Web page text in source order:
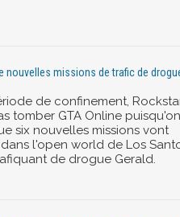
nouvelles missions de trafic de
de confinement,
tomber GTA Online puisqu'on
six nouvelles missions vont
l'open world de Los
de drogue Gerald.